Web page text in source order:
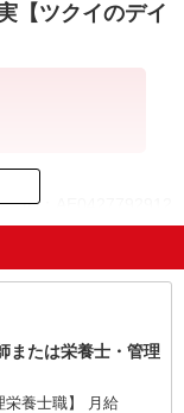
【ツクイのデイ
ID：AE0427792912
または栄養士・管理
栄養士職】 月給